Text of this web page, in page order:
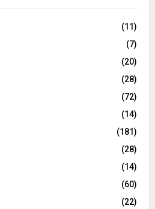
(11)
(7)
(20)
(28)
(72)
(14)
(181)
(28)
(14)
(60)
(22)